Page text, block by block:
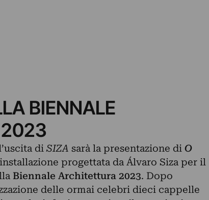
BIENNALE
diSIZA sarà la presentazione diO
progettata da Álvaro Siza per il
Biennale Architettura 2023. Dopo
delle ormai celebri dieci cappelle